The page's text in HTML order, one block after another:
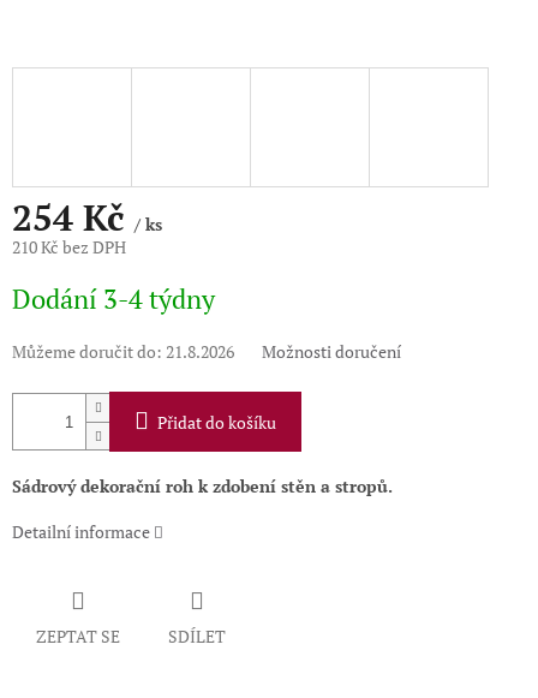
254 Kč/ ks
210 Kč bez DPH
cena:
Dodání 3-4 týdny
Můžeme doručit do: 21.8.2026 Možnosti doručení
Přidat do košíku
Sádrový dekorační roh k zdobení stěn a stropů.
Detailní informace
ZEPTAT SE SDÍLET